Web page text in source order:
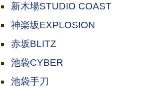
新木場STUDIO COAST
神楽坂EXPLOSION
赤坂BLITZ
池袋CYBER
池袋手刀